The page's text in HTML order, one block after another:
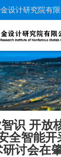
设计研究院有
识 开放
全智能
研讨会在